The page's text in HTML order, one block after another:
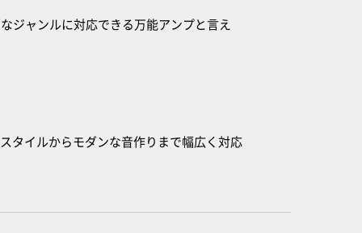
ジャンルに対応できる万能アンプと言え
タイルからモダンな音作りまで幅広く対応